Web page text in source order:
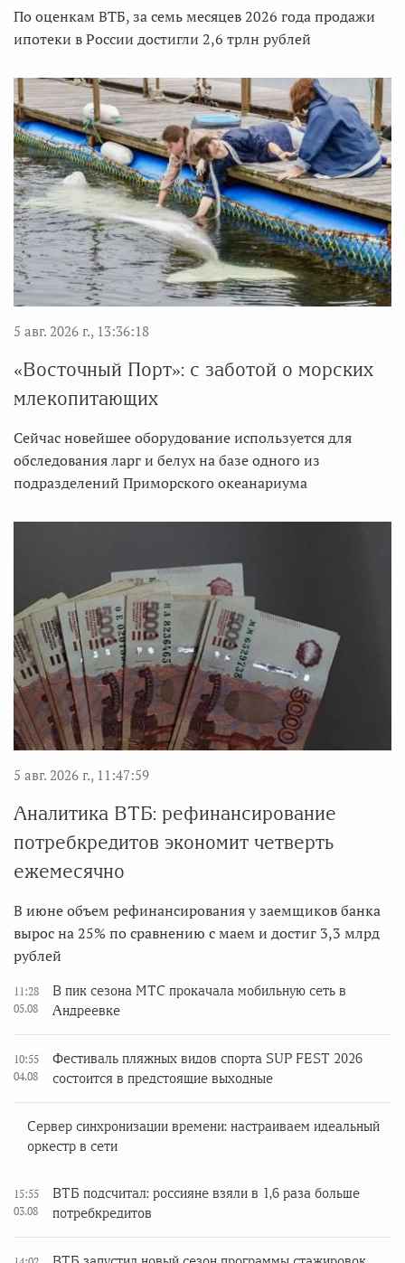
По оценкам ВТБ, за семь месяцев 2026 года продажи
ипотеки в России достигли 2,6 трлн рублей
5 авг. 2026 г., 13:36:18
«Восточный Порт»: с заботой о морских
млекопитающих
Сейчас новейшее оборудование используется для
обследования ларг и белух на базе одного из
подразделений Приморского океанариума
5 авг. 2026 г., 11:47:59
Аналитика ВТБ: рефинансирование
потребкредитов экономит четверть
ежемесячно
В июне объем рефинансирования у заемщиков банка
вырос на 25% по сравнению с маем и достиг 3,3 млрд
рублей
11:28
05.08
В пик сезона МТС прокачала мобильную сеть в
Андреевке
10:55
04.08
Фестиваль пляжных видов спорта SUP FEST 2026
состоится в предстоящие выходные
Сервер синхронизации времени: настраиваем идеальный
оркестр в сети
15:55
03.08
ВТБ подсчитал: россияне взяли в 1,6 раза больше
потребкредитов